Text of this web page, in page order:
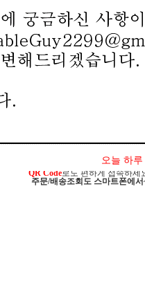
오늘 하
케이블가이
케이블가이검색하
QR Code로도 편하게 접속하세
주문/배송조회도 스마트폰에서